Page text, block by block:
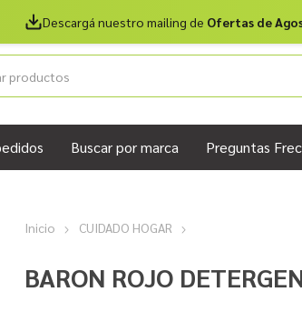
Descargá nuestro mailing de Ofertas de
Buscar por marca Preguntas
Inicio CUIDADO HOGAR
BARON ROJO